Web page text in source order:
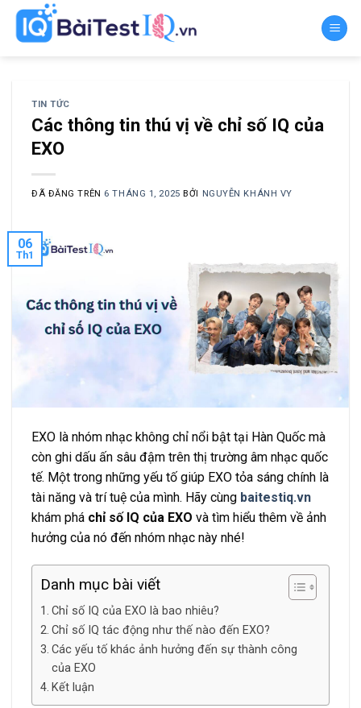
Chuyển
TIN TỨC
Các thông tin thú vị về chỉ số IQ của
EXO
ĐÃ ĐĂNG TRÊN 6 THÁNG 1, 2025 BỞI NGUYỄN KHÁNH VY
06
Th1
EXO là nhóm nhạc không chỉ nổi bật tại Hàn Quốc mà
còn ghi dấu ấn sâu đậm trên thị trường âm nhạc quốc
tế. Một trong những yếu tố giúp EXO tỏa sáng chính là
tài năng và trí tuệ của mình. Hãy cùng baitestiq.vn
khám phá chỉ số IQ của EXO và tìm hiểu thêm về ảnh
hưởng của nó đến nhóm nhạc này nhé!
Danh mục bài viết
Chỉ số IQ của EXO là bao nhiêu?
Chỉ số IQ tác động như thế nào đến EXO?
Các yếu tố khác ảnh hưởng đến sự thành công
của EXO
Kết luận